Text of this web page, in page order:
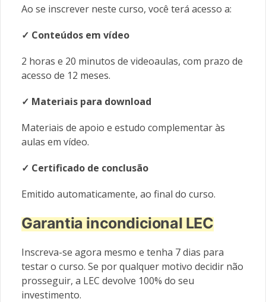
Ao se inscrever neste curso, você terá acesso a:
✓ Conteúdos em vídeo
2 horas e 20 minutos de videoaulas, com prazo de
acesso de 12 meses.
✓ Materiais para download
Materiais de apoio e estudo complementar às
aulas em vídeo.
✓ Certificado de conclusão
Emitido automaticamente, ao final do curso.
Garantia incondicional LEC
Inscreva-se agora mesmo e tenha 7 dias para
testar o curso. Se por qualquer motivo decidir não
prosseguir, a LEC devolve 100% do seu
investimento.